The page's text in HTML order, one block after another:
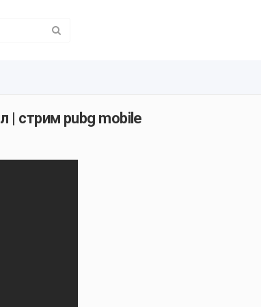
стрим pubg mobile